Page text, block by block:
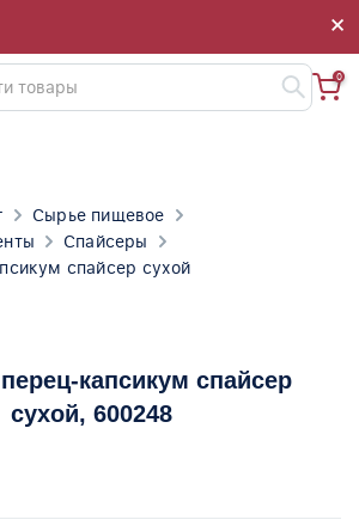
×
×
0
Сырье пищевое
Спайсеры
спайсер сухой
капсикум спайсер
сухой, 600248